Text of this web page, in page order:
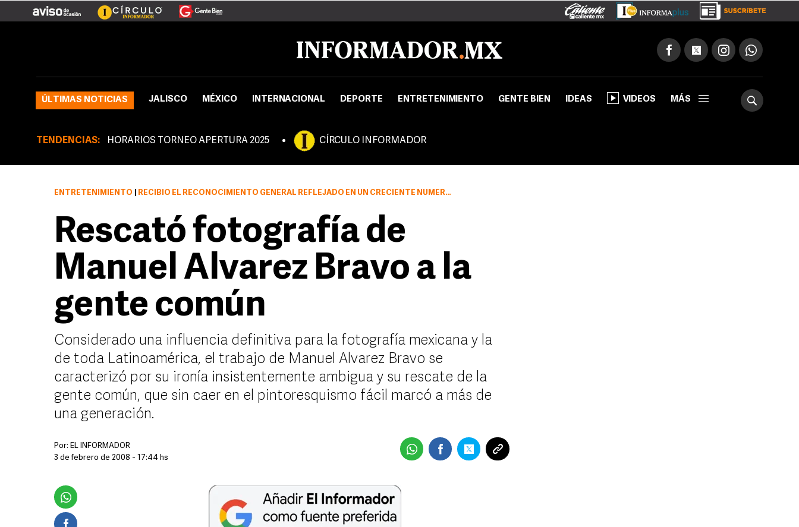
ÚLTIMAS NOTICIAS JALISCO MÉXICO INTERNACIONAL DEPORTE ENTRETENIMIENTO GENTE BIEN IDEAS VIDEOS MÁS
TENDENCIAS: HORARIOS TORNEO APERTURA 2025 CÍRCULO INFORMADOR
ENTRETENIMIENTO RECIBIÓ EL RECONOCIMIENTO GENERAL REFLEJADO EN UN CRECIENTE NÚMERO DE ADMIRADORES
Rescató fotografía de
Manuel Alvarez Bravo a la
gente común
Considerado una influencia definitiva para la fotografía mexicana y la
de toda Latinoamérica, el trabajo de Manuel Alvarez Bravo se
caracterizó por su ironía insistentemente ambigua y su rescate de la
gente común, que sin caer en el pintoresquismo fácil marcó a más de
una generación.
Por: EL INFORMADOR
3 de febrero de 2008 - 17:44 hs